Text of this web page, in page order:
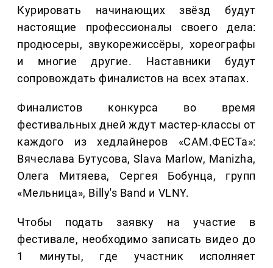
Курировать начинающих звёзд будут
настоящие профессионалы своего дела:
продюсеры, звукорежиссёры, хореографы
и многие другие. Наставники будут
сопровождать финалистов на всех этапах.
Финалистов конкурса во время
фестивальных дней ждут мастер-классы от
каждого из хедлайнеров «САМ.ФЕСТа»:
Вячеслава Бутусова, Slava Marlow, Manizha,
Олега Митяева, Сергея Бобунца, групп
«Мельница», Billy's Band и VLNY.
Чтобы подать заявку на участие в
фестивале, необходимо записать видео до
1 минуты, где участник исполняет